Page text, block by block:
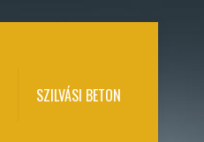
SZILVÁSI BETON